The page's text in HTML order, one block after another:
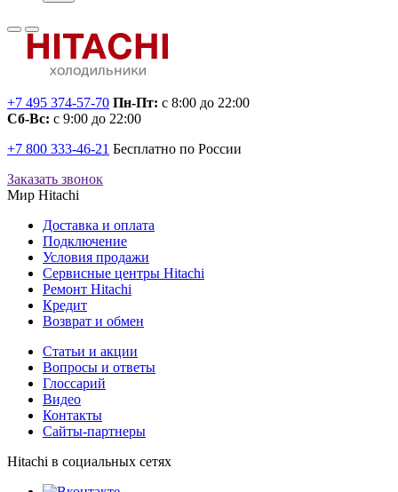
+7 495 374-57-70 Пн-Пт: с 8:00 до 22:00
Сб-Вс: с 9:00 до 22:00
+7 800 333-46-21 Бесплатно по России
Заказать звонок
Мир Hitachi
Доставка и оплата
Подключение
Условия продажи
Сервисные центры Hitachi
Ремонт Hitachi
Кредит
Возврат и обмен
Cтатьи и акции
Вопросы и ответы
Глоссарий
Видео
Контакты
Сайты-партнеры
Hitachi в социальных сетях